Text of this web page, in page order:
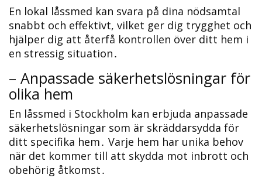
En lokal låssmed kan svara på dina nödsamtal
snabbt och effektivt, vilket ger dig trygghet och
hjälper dig att återfå kontrollen över ditt hem i
en stressig situation․
– Anpassade säkerhetslösningar för
olika hem
En låssmed i Stockholm kan erbjuda anpassade
säkerhetslösningar som är skräddarsydda för
ditt specifika hem․ Varje hem har unika behov
när det kommer till att skydda mot inbrott och
obehörig åtkomst․